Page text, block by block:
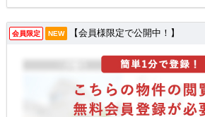
会員限定 NEW 【会員様限定で公開中！】